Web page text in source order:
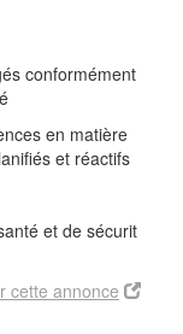
conformément
en matière
et réactifs
et de sécurit
cette annonce